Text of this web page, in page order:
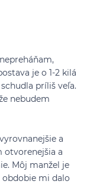
je o 1-2 kilá
príliš veľa.
nebudem
a
otvorenejšia a
Môj manžel je
mi dalo